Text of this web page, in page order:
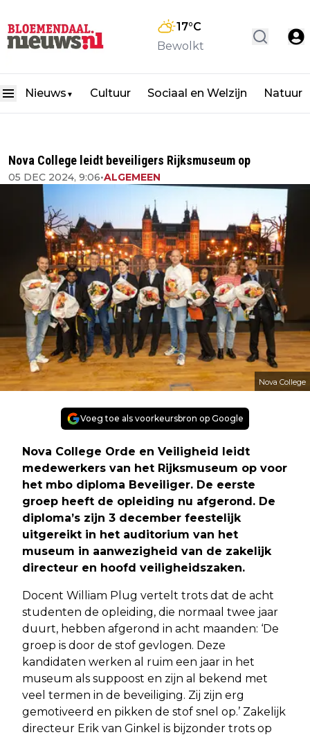
17°C
Bewolkt
Nieuws ▼ Cultuur Sociaal en Welzijn Natuur
Nova College leidt beveiligers Rijksmuseum op
05 DEC 2024, 9:06•ALGEMEEN
Nova College
Voeg toe als voorkeursbron op Google
Nova College Orde en Veiligheid leidt
medewerkers van het Rijksmuseum op voor
het mbo diploma Beveiliger. De eerste
groep heeft de opleiding nu afgerond. De
diploma’s zijn 3 december feestelijk
uitgereikt in het auditorium van het
museum in aanwezigheid van de zakelijk
directeur en hoofd veiligheidszaken.
Docent William Plug vertelt trots dat de acht
studenten de opleiding, die normaal twee jaar
duurt, hebben afgerond in acht maanden: ‘De
groep is door de stof gevlogen. Deze
kandidaten werken al ruim een jaar in het
museum als suppoost en zijn al bekend met
veel termen in de beveiliging. Zij zijn erg
gemotiveerd en pikken de stof snel op.’ Zakelijk
directeur Erik van Ginkel is bijzonder trots op